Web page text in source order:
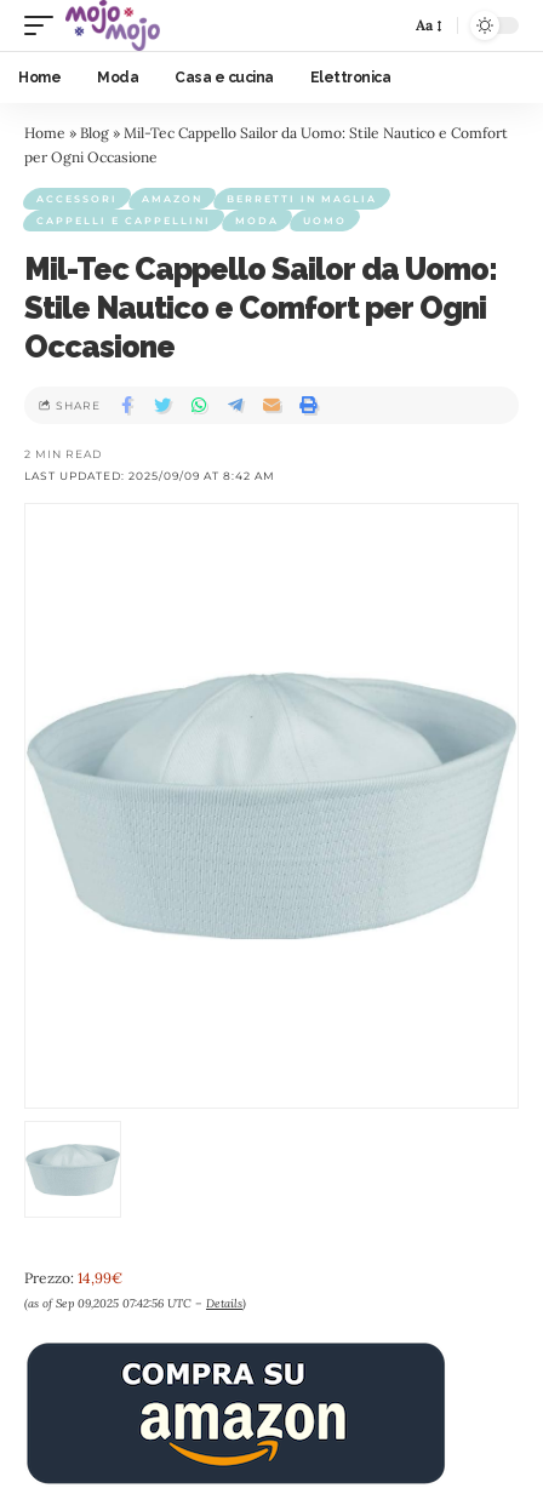
Aa
Home Moda Casa e cucina Elettronica
Home » Blog » Mil-Tec Cappello Sailor da Uomo: Stile Nautico e Comfort
per Ogni Occasione
ACCESSORI AMAZON
BERRETTI IN MAGLIA
CAPPELLI E CAPPELLINI
MODA UOMO
Mil-Tec Cappello Sailor da Uomo:
Stile Nautico e Comfort per Ogni
Occasione
LAST UPDATED: 2025/09/09 AT 8:42 AM
2 MIN READ
SHARE
Prezzo: 14,99€
(as of Sep 09,2025 07:42:56 UTC – Details)